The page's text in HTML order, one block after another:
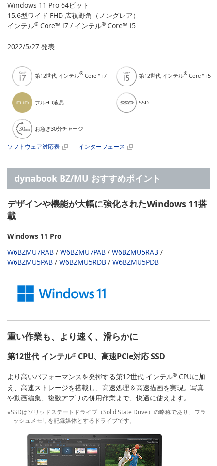
Windows 11 Pro 64ビット
15.6型ワイド FHD 広視野角（ノングレア）
インテル® Core™ i7 / インテル® Core™ i5
2022/5/27 発表
第12世代 インテル® Core™ i7
フルHD液晶
お急ぎ30分チャージ
第12世代 インテル®Core™ i5
SSD
ソフトウェア対応表 インターフェース
dynabook BZ/MU おすすめポイント
デザインや機能が大幅に強化されたWindows 11搭
載
Windows 11 Pro
W6BZMU7RAB / W6BZMU7PAB / W6BZMU5RAB /
W6BZMU5PAB / W6BZMU5RDB / W6BZMU5PDB
重い作業も、より速く、滑らかに
第12世代 インテル® CPU、高速PCIe対応 SSD
より高いパフォーマンスを発揮する第12世代 インテル® CPUに加
え、高速ストレージを搭載し、高速処理＆高速描画を実現。写真
や動画編集、複数アプリの併用作業まで、快適に使えます。
※SSDはソリッドステートドライブ（Solid State Drive）の略称であり、フラ
ッシュメモリを記録媒体とするドライブです。